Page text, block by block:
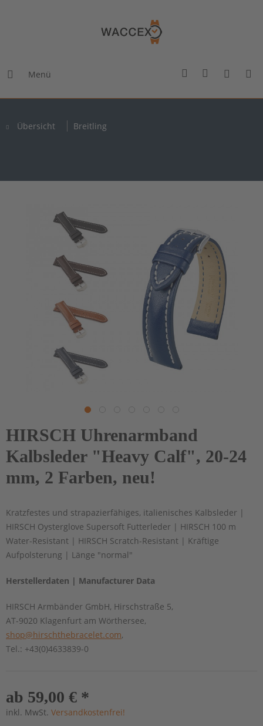
Menü
Übersicht Breitling
HIRSCH Uhrenarmband
Kalbsleder "Heavy Calf", 20-24
mm, 2 Farben, neu!
Kratzfestes und strapazierfähiges, italienisches Kalbsleder |
HIRSCH Oysterglove Supersoft Futterleder | HIRSCH 100 m
Water-Resistant | HIRSCH Scratch-Resistant | Kräftige
Aufpolsterung | Länge "normal"
Herstellerdaten | Manufacturer Data
HIRSCH Armbänder GmbH, Hirschstraße 5,
AT-9020 Klagenfurt am Wörthersee,
shop@hirschthebracelet.com,
Tel.: +43(0)4633839-0
ab 59,00 € *
inkl. MwSt. Versandkostenfrei!